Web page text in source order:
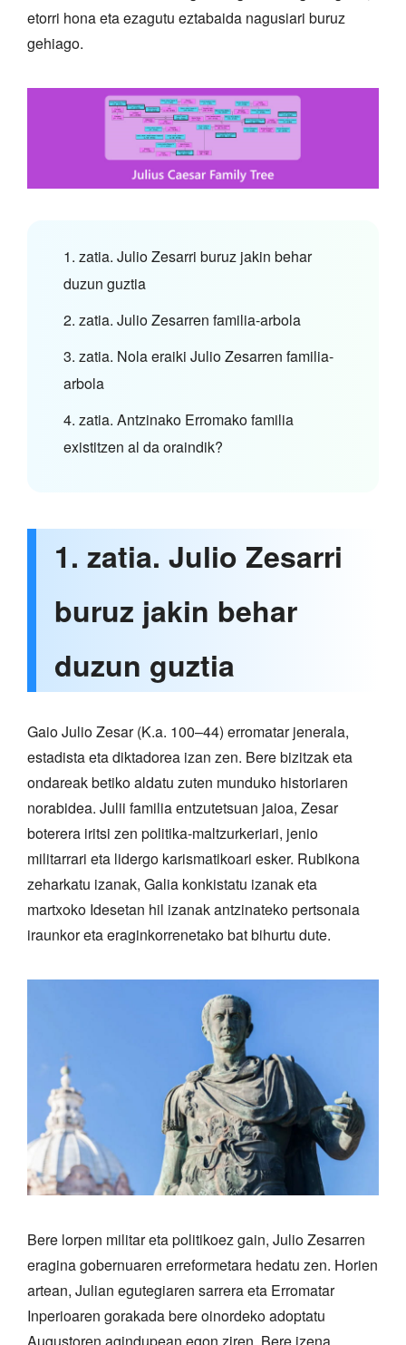
etorri hona eta ezagutu eztabaida nagusiari buruz
gehiago.
1. zatia. Julio Zesarri buruz jakin behar
duzun guztia
2. zatia. Julio Zesarren familia-arbola
3. zatia. Nola eraiki Julio Zesarren familia-
arbola
4. zatia. Antzinako Erromako familia
existitzen al da oraindik?
1. zatia. Julio Zesarri
buruz jakin behar
duzun guztia
Gaio Julio Zesar (K.a. 100–44) erromatar jenerala,
estadista eta diktadorea izan zen. Bere bizitzak eta
ondareak betiko aldatu zuten munduko historiaren
norabidea. Julii familia entzutetsuan jaioa, Zesar
boterera iritsi zen politika-maltzurkeriari, jenio
militarrari eta lidergo karismatikoari esker. Rubikona
zeharkatu izanak, Galia konkistatu izanak eta
martxoko Idesetan hil izanak antzinateko pertsonaia
iraunkor eta eraginkorrenetako bat bihurtu dute.
Bere lorpen militar eta politikoez gain, Julio Zesarren
eragina gobernuaren erreformetara hedatu zen. Horien
artean, Julian egutegiaren sarrera eta Erromatar
Inperioaren gorakada bere oinordeko adoptatu
Augustoren agindupean egon ziren. Bere izena